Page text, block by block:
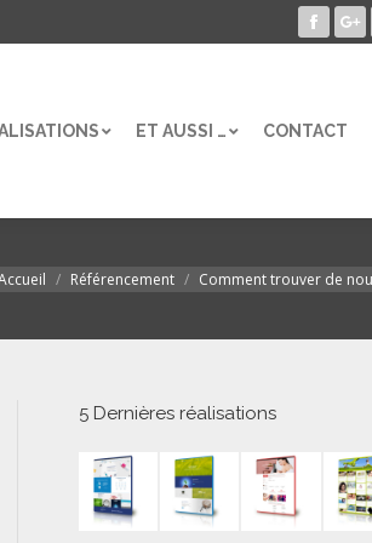
ET AUSSI … CONTACT
êtes ici :Référencement Comment trouver de
5 Dernières réalisations